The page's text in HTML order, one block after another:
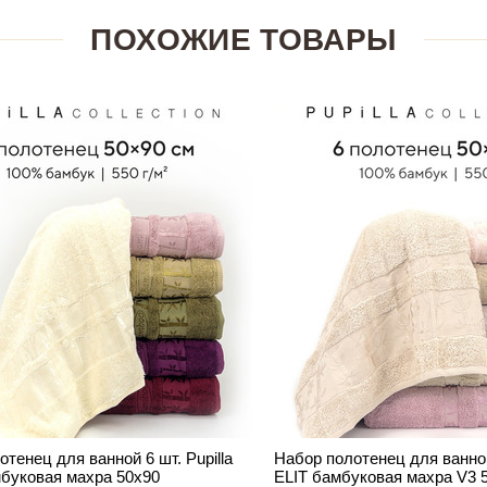
ПОХОЖИЕ ТОВАРЫ
для ванной 6 шт. Pupilla
махра 50х90
Набор полотенец для
ELIT бамбуковая махра V3